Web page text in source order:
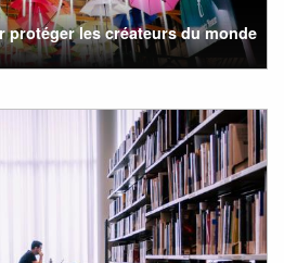
protéger les créateurs du monde